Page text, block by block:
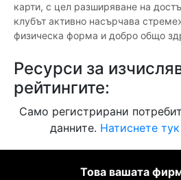
карти, с цел разширяване на
клубът активно насърчава
физическа форма и добро общо
Ресурси за
рейтингите:
Само регистрирани
данните. Натиснете
Това вашата